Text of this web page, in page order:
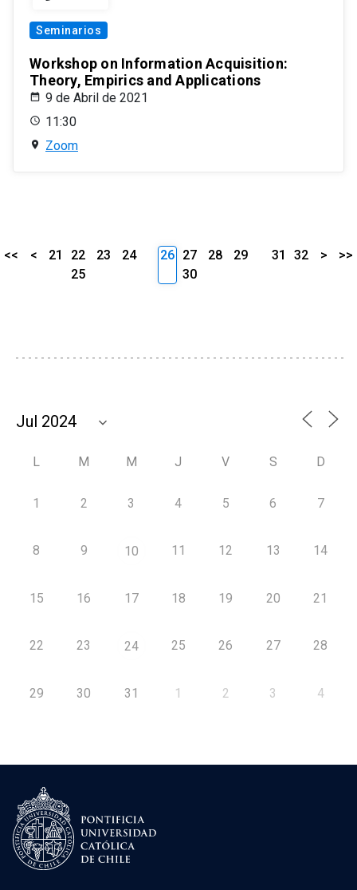
Seminarios
Workshop on Information Acquisition:
Theory, Empirics and Applications
9 de Abril de 2021
11:30
Zoom
<< < 21 22 23
24
25
26 27 28
29
30
31 32 > >>
L M M J V S D
1 2 3 4 5 6 7
8 9 10 11 12 13 14
15 16 17 18 19 20 21
22 23 24 25 26 27 28
29 30 31 1 2 3 4